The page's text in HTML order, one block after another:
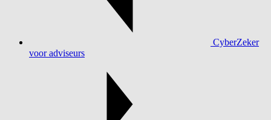
CyberZeker
voor adviseurs